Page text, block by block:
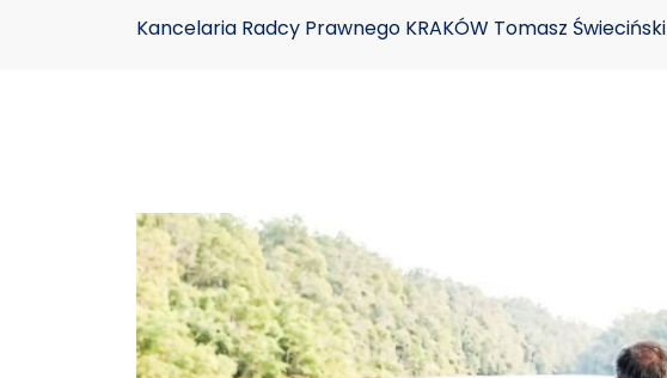
Kancelaria Radcy Prawnego KRAKÓW Tomasz Świeciński